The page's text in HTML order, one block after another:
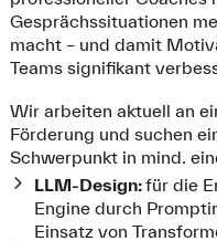
Gesprächssituationen
macht – und damit
Teams signifikant
Wir arbeiten aktuell an
Förderung und suchen
Schwerpunkt in mind.
LLM-Design:für die
Engine durch
Einsatz von